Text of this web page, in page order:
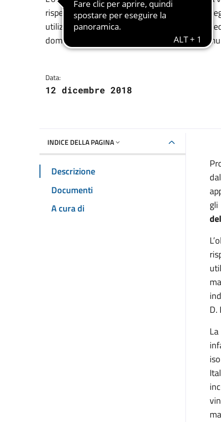
rispetto alle primarie esigenze di protezione
utilizzazione, ad esempio nel settore della
domande dovranno essere presentate al
Data:
12 dicembre 2018
INDICE DELLA PAGINA
Descrizione
Documenti
A cura di
D.